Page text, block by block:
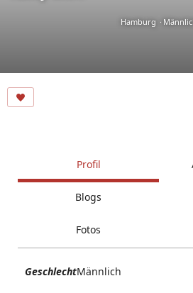
Hamburg
Profil
Blogs
Fotos
GeschlechtMännlich